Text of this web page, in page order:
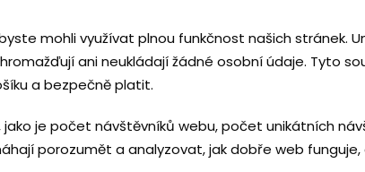
mohli využívat plnou funkčnost našich stránek.
ani neukládají žádné osobní údaje. Tyto
a bezpečně platit.
je počet návštěvníků webu, počet unikátních
porozumět a analyzovat, jak dobře web